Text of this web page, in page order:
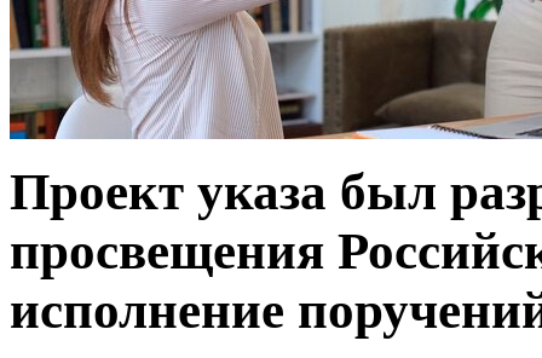
Проект указа был
просвещения
исполнение